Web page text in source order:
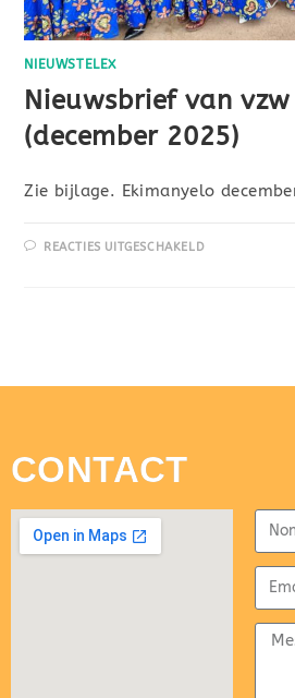
NIEUWSTELEX
Nieuwsbrief van
(december 2025)
Zie bijlage. Ekimanyelo
REACTIES UITGESCHAKELD
CONTACT